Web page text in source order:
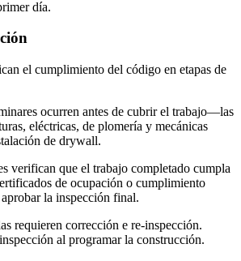
día.
el cumplimiento del código en etapas de
ocurren antes de cubrir el trabajo—las
eléctricas, de plomería y mecánicas
de drywall.
verifican que el trabajo completado cumpla
de ocupación o cumplimiento
la inspección final.
requieren corrección e re-inspección.
al programar la construcción.